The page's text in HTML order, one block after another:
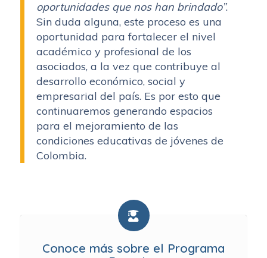
oportunidades que nos han brindado”.
Sin duda alguna, este proceso es una
oportunidad para fortalecer el nivel
académico y profesional de los
asociados, a la vez que contribuye al
desarrollo económico, social y
empresarial del país. Es por esto que
continuaremos generando espacios
para el mejoramiento de las
condiciones educativas de jóvenes de
Colombia.
Conoce más sobre el Programa